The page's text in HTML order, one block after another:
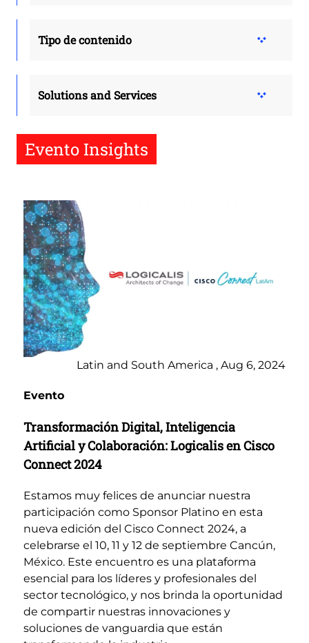
Tipo de contenido
Solutions and Services
Evento Insights
Latin and South America , Aug 6, 2024
Evento
Transformación Digital, Inteligencia
Artificial y Colaboración: Logicalis en Cisco
Connect 2024
Estamos muy felices de anunciar nuestra
participación como Sponsor Platino en esta
nueva edición del Cisco Connect 2024, a
celebrarse el 10, 11 y 12 de septiembre Cancún,
México. Este encuentro es una plataforma
esencial para los líderes y profesionales del
sector tecnológico, y nos brinda la oportunidad
de compartir nuestras innovaciones y
soluciones de vanguardia que están